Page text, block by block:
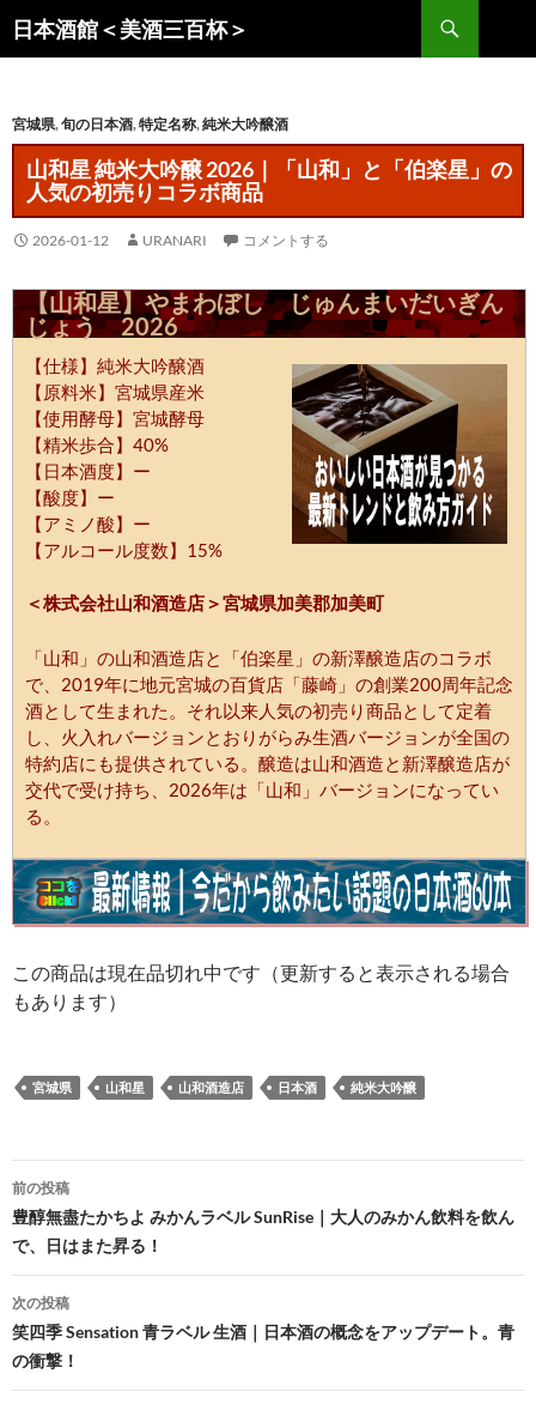
ン
ツ
キ
ッ
日本酒館＜美酒三百杯＞
索
宮城県,旬の日本酒,特定名称,純米大吟醸酒
山和星 純米大吟醸 2026｜「山和」と「伯楽星」の
人気の初売りコラボ商品
2026-01-12 URANARI コメントする
【山和星】やまわぼし じゅんまいだいぎん
じょう 2026
【仕様】純米大吟醸酒
【原料米】宮城県産米
【使用酵母】宮城酵母
【精米歩合】40%
【日本酒度】ー
【酸度】ー
【アミノ酸】ー
【アルコール度数】15%
＜株式会社山和酒造店＞宮城県加美郡加美町
「山和」の山和酒造店と「伯楽星」の新澤醸造店のコラボ
で、2019年に地元宮城の百貨店「藤崎」の創業200周年記念
酒として生まれた。それ以来人気の初売り商品として定着
し、火入れバージョンとおりがらみ生酒バージョンが全国の
特約店にも提供されている。醸造は山和酒造と新澤醸造店が
交代で受け持ち、2026年は「山和」バージョンになってい
る。
この商品は現在品切れ中です（更新すると表示される場合
もあります）
宮城県 山和星 山和酒造店 日本酒 純米大吟醸
投
稿
ナ
ビ
ゲ
ー
前の投稿
豊醇無盡たかちよ みかんラベル SunRise｜大人のみかん飲料を飲ん
で、日はまた昇る！
次の投稿
笑四季 Sensation 青ラベル 生酒｜日本酒の概念をアップデート。青
の衝撃！